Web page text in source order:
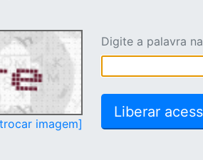
imagem]
Digite a palavra